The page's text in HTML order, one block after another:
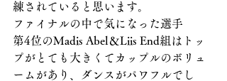
練されていると思います。
ファイナルの中で気になった選手
第4位のMadis Abel＆Liis End組はトッ
プがとても大きくてカップルのボリュ
ームがあり、ダンスがパワフルでし